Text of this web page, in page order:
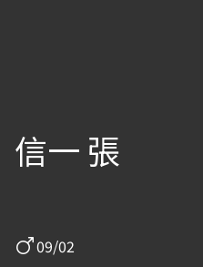
信一 張
09/02